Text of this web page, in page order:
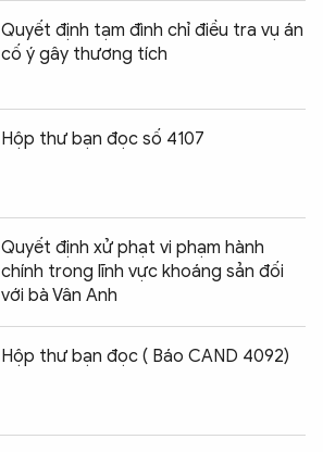
Quyết định tạm đình chỉ điều tra vụ án
cố ý gây thương tích
Hộp thư bạn đọc số 4107
Quyết định xử phạt vi phạm hành
chính trong lĩnh vực khoáng sản đối
với bà Vân Anh
Hộp thư bạn đọc ( Báo CAND 4092)